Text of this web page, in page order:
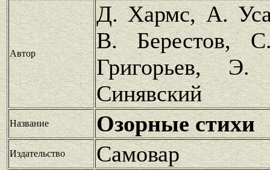
Автор
Д. Хармс, А.
В. Берестов,
Григорьев,
Синявский
Название Озорные стихи
Издательство Самовар